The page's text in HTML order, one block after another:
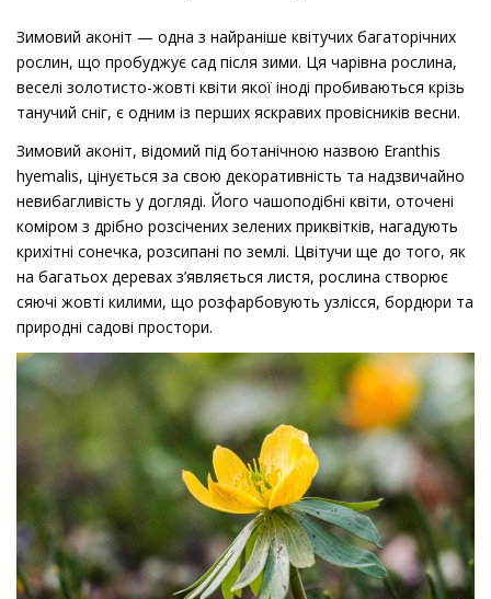
Зимовий аконіт — одна з найраніше квітучих багаторічних
рослин, що пробуджує сад після зими. Ця чарівна рослина,
веселі золотисто-жовті квіти якої іноді пробиваються крізь
танучий сніг, є одним із перших яскравих провісників весни.
Зимовий аконіт, відомий під ботанічною назвою Eranthis
hyemalis, цінується за свою декоративність та надзвичайно
невибагливість у догляді. Його чашоподібні квіти, оточені
коміром з дрібно розсічених зелених приквітків, нагадують
крихітні сонечка, розсипані по землі. Цвітучи ще до того, як
на багатьох деревах з’являється листя, рослина створює
сяючі жовті килими, що розфарбовують узлісся, бордюри та
природні садові простори.